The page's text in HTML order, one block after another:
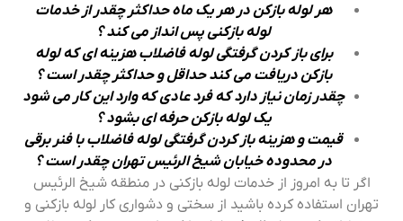
هر لوله بازکن در هر یک ماه حداکثر چقدر از خدمات
لوله بازکنی پس انداز می کند ؟
برای باز کردن گرفتگی لوله فاضلاب هزینه ای که لوله
بازکن دریافت می کند حداقل و حداکثر چقدر است ؟
چقدر زمان نیاز دارد که فرد عادی که وارد این کار می شود
یک لوله بازکن حرفه ای بشود ؟
قیمت و هزینه باز کردن گرفتگی لوله فاضلاب با فنر برقی
در محدوده خیابان شیخ الرئیس تهران چقدر است ؟
اگر تا به امروز از خدمات لوله بازکنی در منطقه شیخ الرئیس
تهران استفاده کرده باشید از سختی و دشواری کار لوله بازکنی و